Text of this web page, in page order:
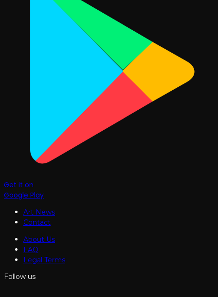
Get it on
Google Play
Art News
Contact
About Us
FAQ
Legal Terms
Follow us